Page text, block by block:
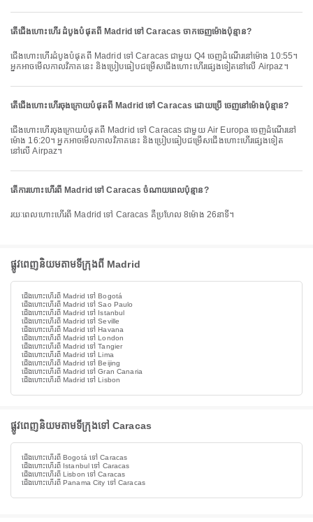
តើជើងហោះហើរ ដំបូងបំផុតពី Madrid ទៅ Caracas ចាកចេញម៉ោងប៉ុន្មាន?
ជើងហោះហើរដំបូងបំផុតពី Madrid ទៅ Caracas ជាមួយ Q4 ចេញដំណើរនៅម៉ោង 10:55។
អ្នកអាចមើលកាលវិភាគនេះ និងប្រៀបធៀបជម្រើសជើងហោះហើរផ្សេងទៀតនៅលើ Airpaz។
តើជើងហោះហើរចុងក្រោយបំផុតពី Madrid ទៅ Caracas ដោយប្រើ ចេញនៅម៉ោងប៉ុន្មាន?
ជើងហោះហើរចុងក្រោយបំផុតពី Madrid ទៅ Caracas ជាមួយ Air Europa ចេញដំណើរនៅ
ម៉ោង 16:20។ អ្នកអាចមើលកាលវិភាគនេះ និងប្រៀបធៀបជម្រើសជើងហោះហើរផ្សេងទៀត
នៅលើ Airpaz។
តើការហោះហើរពី Madrid ទៅ Caracas ចំណាយពេលប៉ុន្មាន?
រយៈពេលហោះហើរពី Madrid ទៅ Caracas គឺប្រហែល 8ម៉ោង 26នាទី។
ផ្លូវពេញនិយមតាមទីក្រុងពី Madrid
ជើងហោះហើរពី Madrid ទៅ Bogotá
ជើងហោះហើរពី Madrid ទៅ Sao Paulo
ជើងហោះហើរពី Madrid ទៅ Istanbul
ជើងហោះហើរពី Madrid ទៅ Seville
ជើងហោះហើរពី Madrid ទៅ Havana
ជើងហោះហើរពី Madrid ទៅ London
ជើងហោះហើរពី Madrid ទៅ Tangier
ជើងហោះហើរពី Madrid ទៅ Lima
ជើងហោះហើរពី Madrid ទៅ Beijing
ជើងហោះហើរពី Madrid ទៅ Gran Canaria
ជើងហោះហើរពី Madrid ទៅ Lisbon
ផ្លូវពេញនិយមតាមទីក្រុងទៅ Caracas
ជើងហោះហើរពី Bogotá ទៅ Caracas
ជើងហោះហើរពី Istanbul ទៅ Caracas
ជើងហោះហើរពី Lisbon ទៅ Caracas
ជើងហោះហើរពី Panama City ទៅ Caracas